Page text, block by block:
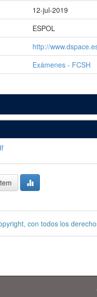
12-jul-2019
ESPOL
http://
Exámenes - FCSH
con todos los